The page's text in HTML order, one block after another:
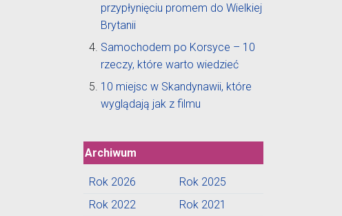
przypłynięciu promem do Wielkiej
Brytanii
Samochodem po Korsyce – 10
rzeczy, które warto wiedzieć
10 miejsc w Skandynawii, które
wyglądają jak z filmu
Archiwum
Rok 2026
Rok 2025
Rok 2022
Rok 2021